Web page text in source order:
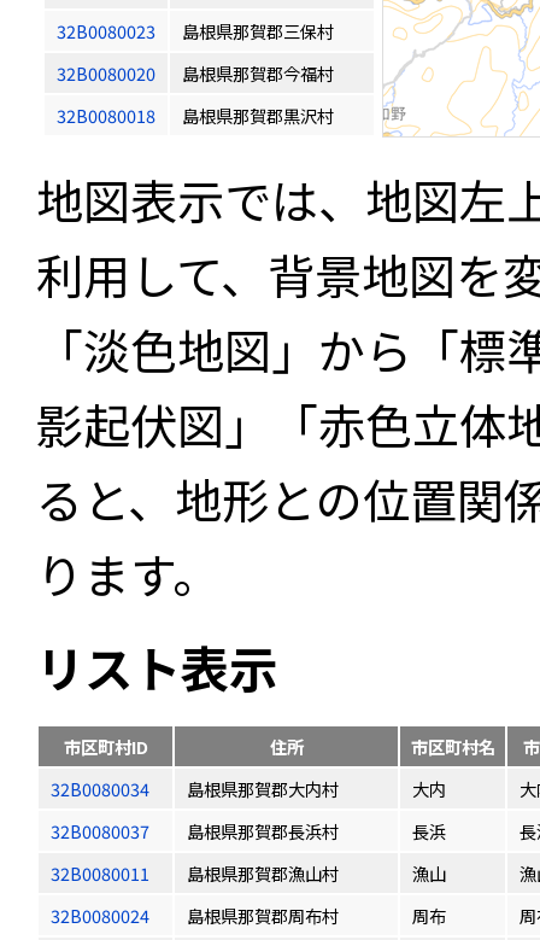
32B0080023
島根県那賀郡三保村
32B0080020
島根県那賀郡今福村
32B0080018
島根県那賀郡黒沢村
地図表示では、地図左
利用して、背景地図を
「淡色地図」から「
影起伏図」「赤色立体
ると、地形との位置関
ります。
リスト表示
市区町村ID 住所 市区町村名
32B0080034
島根県那賀郡大内村 大内
32B0080037
島根県那賀郡長浜村 長浜
32B0080011
島根県那賀郡漁山村 漁山
32B0080024
島根県那賀郡周布村 周布